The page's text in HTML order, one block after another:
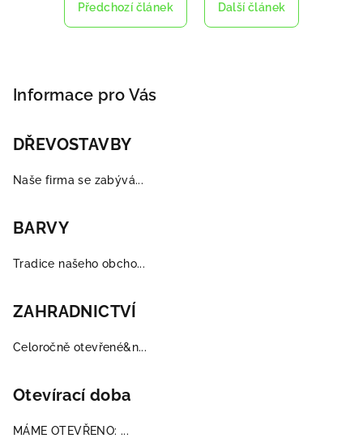
Předchozí článek Další článek
Informace pro Vás
DŘEVOSTAVBY
Naše firma se zabývá...
BARVY
Tradice našeho obcho...
ZAHRADNICTVÍ
Celoročně otevřené&n...
Otevírací doba
MÁME OTEVŘENO: ...